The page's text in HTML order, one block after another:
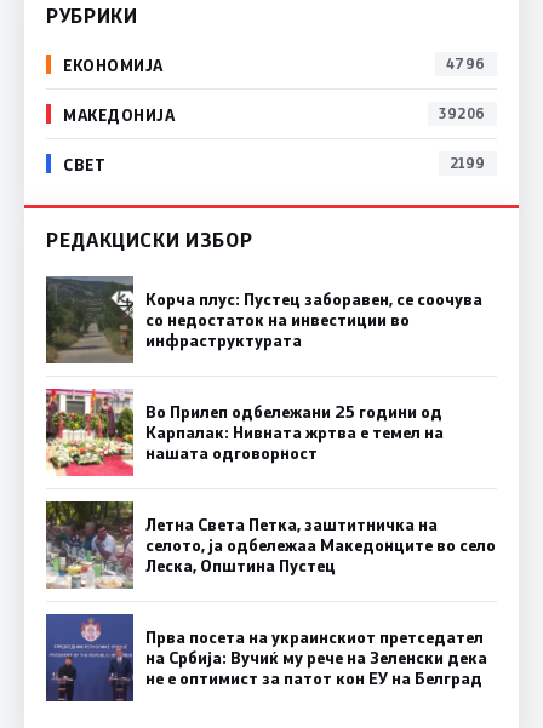
РУБРИКИ
ЕКОНОМИЈА 4796
МАКЕДОНИЈА 39206
СВЕТ 2199
РЕДАКЦИСКИ ИЗБОР
Корча плус: Пустец заборавен, се соочува
со недостаток на инвестиции во
инфраструктурата
Во Прилеп одбележани 25 години од
Карпалак: Нивната жртва е темел на
нашата одговорност
Летна Света Петка, заштитничка на
селото, ја одбележаа Македонците во село
Леска, Општина Пустец
Прва посета на украинскиот претседател
на Србија: Вучиќ му рече на Зеленски дека
не е оптимист за патот кон ЕУ на Белград